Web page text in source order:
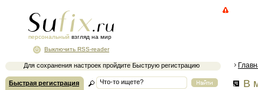
персональный взгляд на мир
Для сохранения настроек пройдите Быструю регистрацию
Выключить RSS-reader
Быстрая регистрация В